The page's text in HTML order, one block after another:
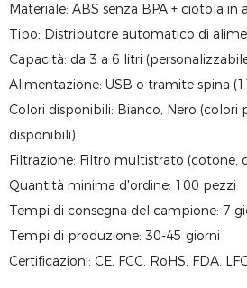
Materiale: ABS senza BPA + ciotola in
Tipo: Distributore automatico di
Capacità: da 3 a 6 litri
Alimentazione: USB o tramite spina
Colori disponibili: Bianco, Nero (colori
disponibili)
Filtrazione: Filtro multistrato (cotone,
Quantità minima d'ordine: 100 pezzi
Tempi di consegna del campione: 7
Tempi di produzione: 30-45 giorni
Certificazioni: CE, FCC, RoHS, FDA,